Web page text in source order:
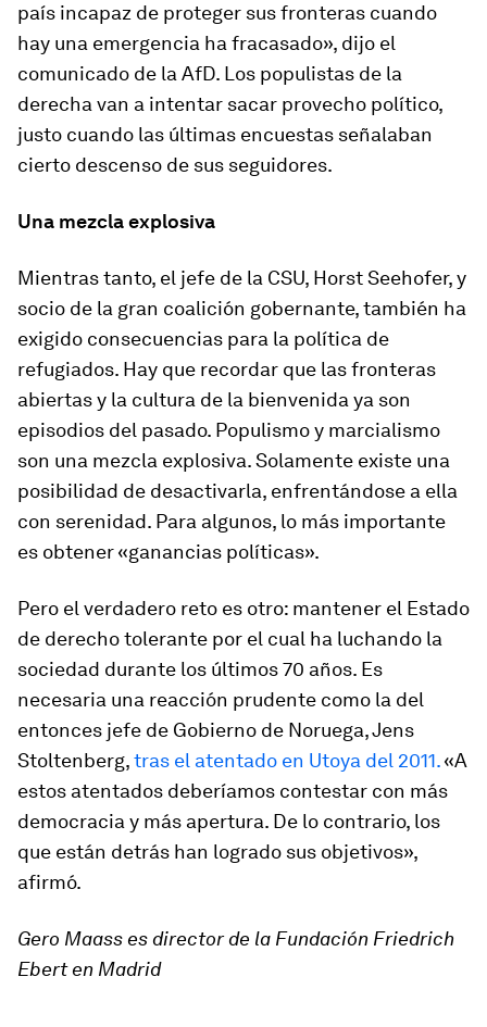
país incapaz de proteger sus fronteras cuando
hay una emergencia ha fracasado», dijo el
comunicado de la AfD. Los populistas de la
derecha van a intentar sacar provecho político,
justo cuando las últimas encuestas señalaban
cierto descenso de sus seguidores.
Una mezcla explosiva
Mientras tanto, el jefe de la CSU, Horst Seehofer,y
socio de la gran coalición gobernante, también ha
exigido consecuencias para la política de
refugiados. Hay que recordar que las fronteras
abiertas y la cultura de la bienvenida ya son
episodios del pasado. Populismo y marcialismo
son una mezcla explosiva. Solamente existe una
posibilidad de desactivarla, enfrentándose a ella
con serenidad. Para algunos, lo más importante
es obtener «ganancias políticas».
Pero el verdadero reto es otro: mantener el Estado
de derecho tolerante por el cual ha luchando la
sociedad durante los últimos 70 años. Es
necesaria una reacción prudente como la del
entonces jefe de Gobierno de Noruega,Jens
Stoltenberg,tras el atentado en Utoya del 2011.«A
estos atentados deberíamos contestar con más
democracia y más apertura. De lo contrario, los
que están detrás han logrado sus objetivos»,
afirmó.
Gero Maass es director de la Fundación Friedrich
Ebert en Madrid